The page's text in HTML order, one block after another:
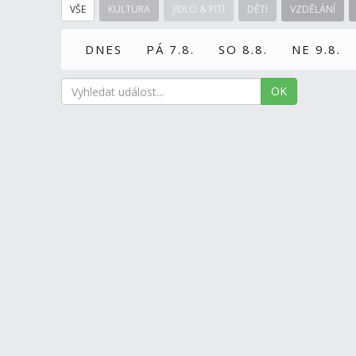
VŠE KULTURA JÍDLO & PITÍ DĚTI VZDĚLÁNÍ
DNES PÁ 7.8. SO 8.8. NE 9.8.
OK